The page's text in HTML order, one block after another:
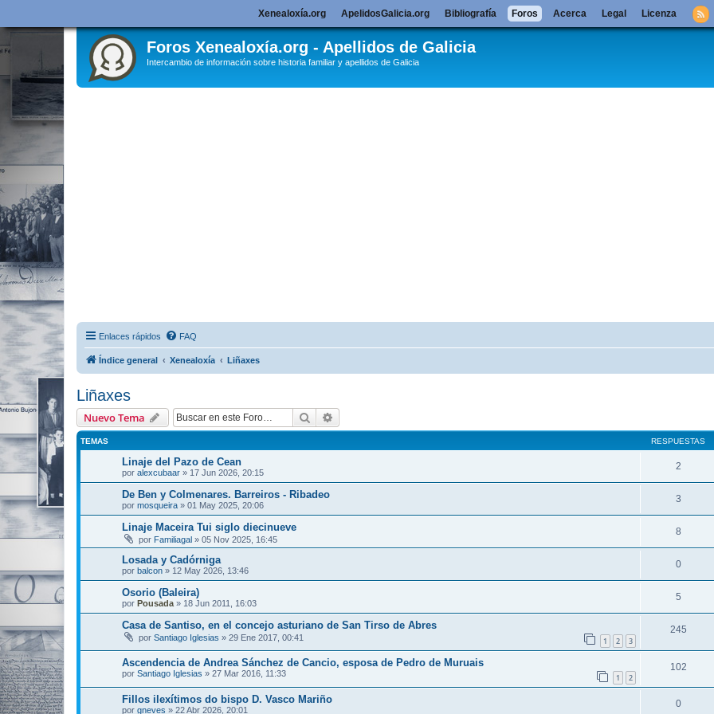
Foros Xenealoxía.org - Apellidos de Galicia
Intercambio de información sobre historia familiar y apellidos de Galicia
Enlaces rápidos FAQ
Índice general Xenealoxía Liñaxes
Liñaxes
Nuevo Tema Buscar
TEMAS RESPUESTAS
Linaje del Pazo de Cean
por alexcubaar » 17 Jun 2026, 20:15
2
De Ben y Colmenares. Barreiros - Ribadeo
por mosqueira » 01 May 2025, 20:06
3
Linaje Maceira Tui siglo diecinueve
por Familiagal » 05 Nov 2025, 16:45
8
Losada y Cadórniga
por balcon » 12 May 2026, 13:46
0
Osorio (Baleira)
por Pousada » 18 Jun 2011, 16:03
5
Casa de Santiso, en el concejo asturiano de San Tirso de Abres
por Santiago Iglesias » 29 Ene 2017, 00:41 1 2 3
245
Ascendencia de Andrea Sánchez de Cancio, esposa de Pedro de Muruais
por Santiago Iglesias » 27 Mar 2016, 11:33 1 2
102
Fillos ilexítimos do bispo D. Vasco Mariño
por gneves » 22 Abr 2026, 20:01
0
Xenealoxía.org ApelidosGalicia.org Bibliografía Foros Acerca Legal Licenza